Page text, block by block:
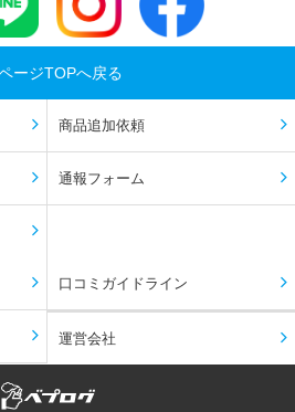
ージTOPへ戻る
商品追加依頼
通報フォーム
口コミガイドライン
運営会社